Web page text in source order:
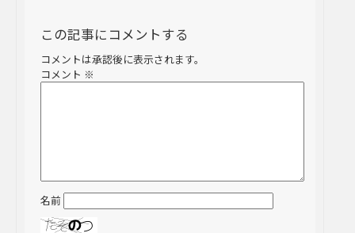
この記事にコメントする
コメントは承認後に表示されます。
コメント ※
名前